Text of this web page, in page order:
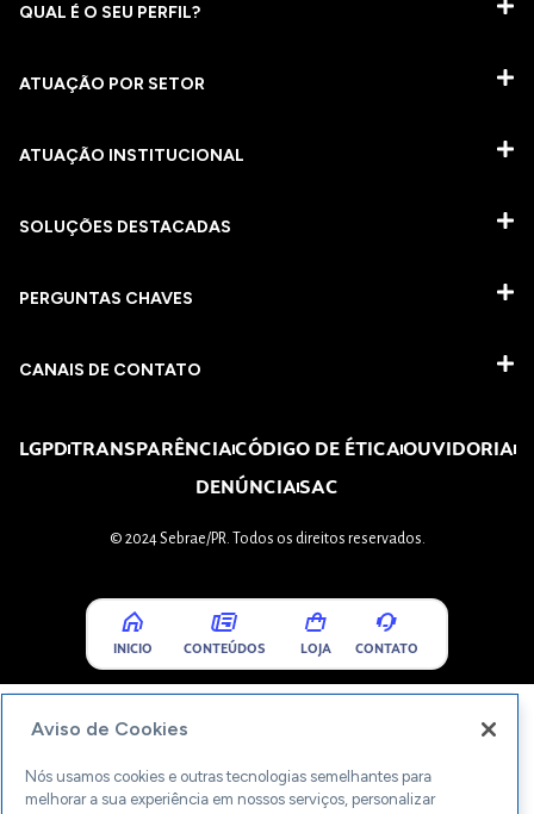
QUAL É O SEU PERFIL?
ATUAÇÃO POR SETOR
ATUAÇÃO INSTITUCIONAL
SOLUÇÕES DESTACADAS
PERGUNTAS CHAVES​
CANAIS DE CONTATO
LGPDTRANSPARÊNCIACÓDIGO DE ÉTICAOUVIDORIA
DENÚNCIASAC
© 2024 Sebrae/PR. Todos os direitos reservados.
INICIO CONTEÚDOS LOJA CONTATO
Aviso de Cookies
Nós usamos cookies e outras tecnologias semelhantes para
melhorar a sua experiência em nossos serviços, personalizar